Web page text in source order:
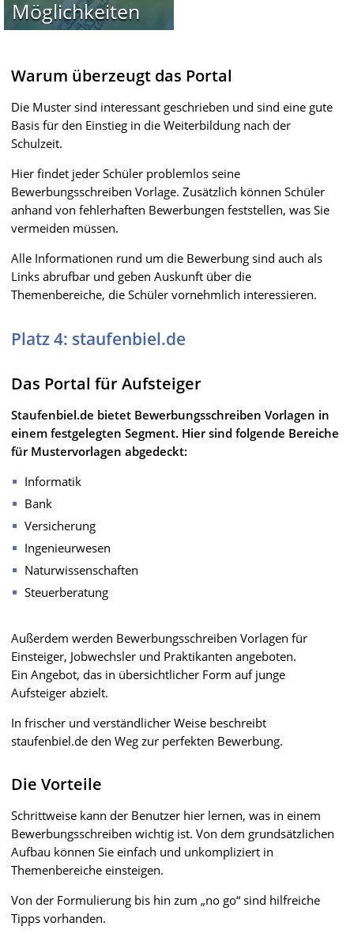
Möglichkeiten
Warum überzeugt das Portal
Die Muster sind interessant geschrieben und sind eine gute
Basis für den Einstieg in die Weiterbildung nach der
Schulzeit.
Hier findet jeder Schüler problemlos seine
Bewerbungsschreiben Vorlage. Zusätzlich können Schüler
anhand von fehlerhaften Bewerbungen feststellen, was Sie
vermeiden müssen.
Alle Informationen rund um die Bewerbung sind auch als
Links abrufbar und geben Auskunft über die
Themenbereiche, die Schüler vornehmlich interessieren.
Platz 4: staufenbiel.de
Das Portal für Aufsteiger
Staufenbiel.de bietet Bewerbungsschreiben Vorlagen in
einem festgelegten Segment. Hier sind folgende Bereiche
für Mustervorlagen abgedeckt:
Informatik
Bank
Versicherung
Ingenieurwesen
Naturwissenschaften
Steuerberatung
Außerdem werden Bewerbungsschreiben Vorlagen für
Einsteiger, Jobwechsler und Praktikanten angeboten.
Ein Angebot, das in übersichtlicher Form auf junge
Aufsteiger abzielt.
In frischer und verständlicher Weise beschreibt
staufenbiel.de den Weg zur perfekten Bewerbung.
Die Vorteile
Schrittweise kann der Benutzer hier lernen, was in einem
Bewerbungsschreiben wichtig ist. Von dem grundsätzlichen
Aufbau können Sie einfach und unkompliziert in
Themenbereiche einsteigen.
Von der Formulierung bis hin zum „no go“ sind hilfreiche
Tipps vorhanden.